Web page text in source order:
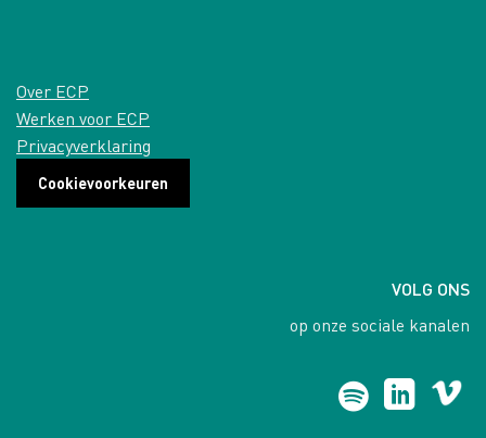
Over ECP
Werken voor ECP
Privacyverklaring
Cookievoorkeuren
VOLG ONS
op onze sociale kanalen